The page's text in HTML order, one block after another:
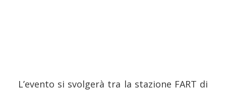
L’evento si svolgerà tra la stazione FART di